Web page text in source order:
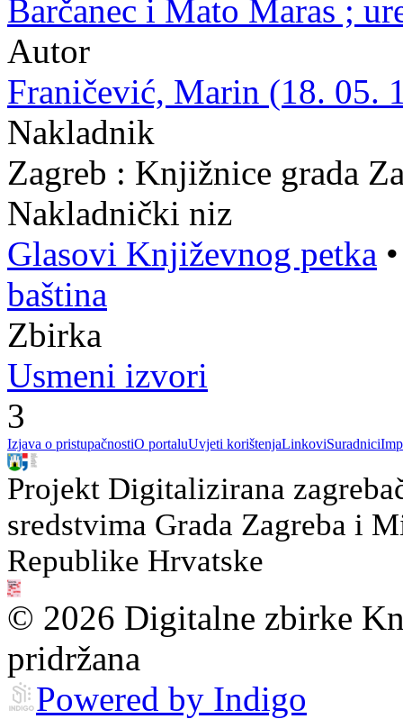
Barčanec i Mato Maras ;
Autor
Franičević, Marin (18. 05.
Nakladnik
Zagreb : Knjižnice grada
Nakladnički niz
Glasovi Književnog petka
baština
Zbirka
Usmeni izvori
3
Izjava o pristupačnostiO portaluUvjeti korištenjaLinkoviSuradnici
Projekt Digitalizirana
sredstvima Grada Zagreba i
Republike Hrvatske
© 2026 Digitalne zbirke
pridržana
Powered by Indigo